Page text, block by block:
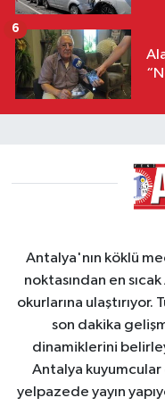
6
Antalya'nın köklü
noktasından en sıcak
okurlarına
son dakika
dinamiklerini
Antalya
yelpazede yayın